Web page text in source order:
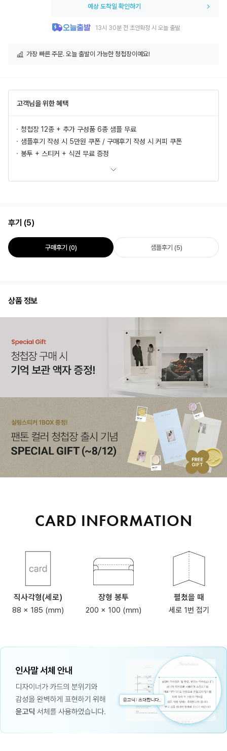
예상 도착일 확인하기
13시 30분 전 초안확정 시 오늘 출발
가장 빠른 주문. 오늘 출발이 가능한 청첩장이예요!
고객님을 위한 혜택
청첩장 12종 + 추가 구성품 6종 샘플 무료
샘플후기 작성 시 5만원 쿠폰 / 구매후기 작성 시 커피 쿠폰
봉투 + 스티커 + 식권 무료 증정
후기 (5)
구매후기 (0) 샘플후기 (5)
상품 정보
CARD INFORMATION
직사각형(세로)
88 x 185 (mm)
장형 봉투
200 x 100 (mm)
펼쳤을 때
세로 1번 접기